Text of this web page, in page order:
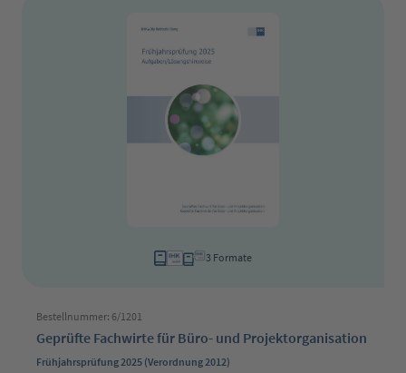
3 Formate
Bestellnummer: 6/1201
Geprüfte Fachwirte für Büro- und Projektorganisation
Frühjahrsprüfung 2025 (Verordnung 2012)